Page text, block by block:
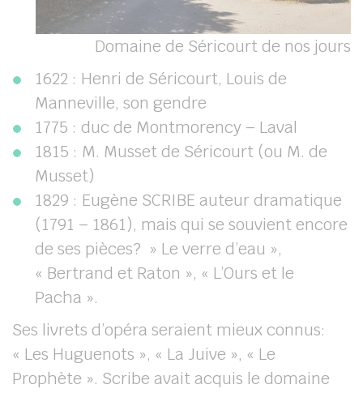
Domaine de Séricourt de nos jours
1622 : Henri de Séricourt, Louis de
Manneville, son gendre
1775 : duc de Montmorency – Laval
1815 : M. Musset de Séricourt (ou M. de
Musset)
1829 : Eugène SCRIBE auteur dramatique
(1791 – 1861), mais qui se souvient encore
de ses pièces? » Le verre d’eau »,
« Bertrand et Raton », « L’Ours et le
Pacha ».
Ses livrets d’opéra seraient mieux connus:
« Les Huguenots », « La Juive », « Le
Prophète ». Scribe avait acquis le domaine